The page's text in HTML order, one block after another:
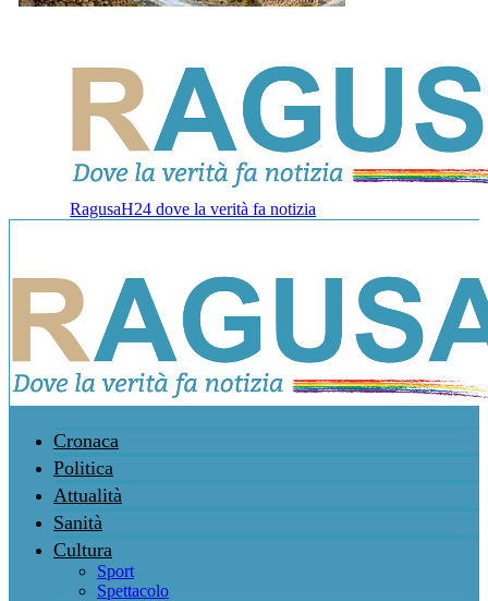
RagusaH24 dove la verità fa notizia
Cronaca
Politica
Attualità
Sanità
Cultura
Sport
Spettacolo